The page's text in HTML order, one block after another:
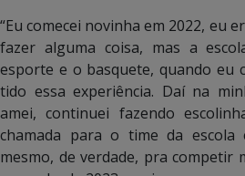
“Eu comecei novinha em 2022, eu
fazer alguma coisa, mas a
esporte e o basquete, quando eu
tido essa experiência. Daí na
amei, continuei fazendo
chamada para o time da
mesmo, de verdade, pra competir